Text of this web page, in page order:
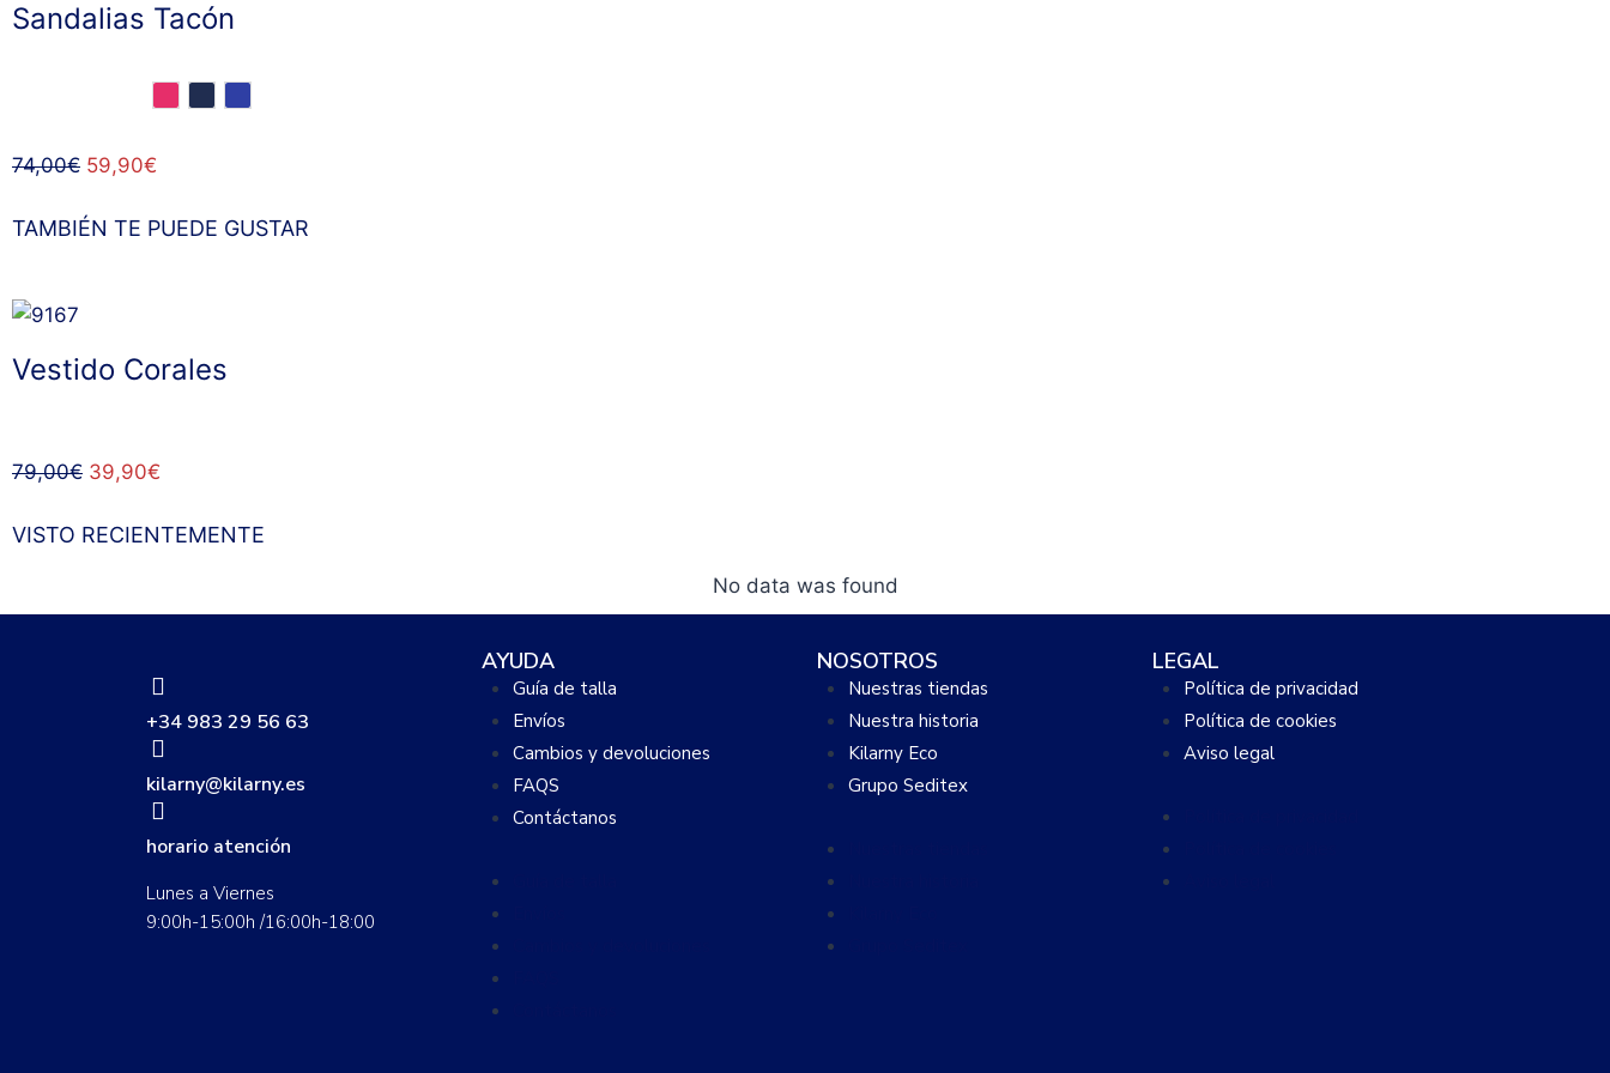
Sandalias Tacón
74,00€ 59,90€
TAMBIÉN TE PUEDE GUSTAR
Vestido Corales
79,00€ 39,90€
VISTO RECIENTEMENTE
No data was found
+34 983 29 56 63
kilarny@kilarny.es
horario atención
Lunes a Viernes
9:00h-15:00h /16:00h-18:00
AYUDA
Guía de talla
Envíos
Cambios y devoluciones
FAQS
Contáctanos
NOSOTROS
Nuestras tiendas
Nuestra historia
Kilarny Eco
Grupo Seditex
LEGAL
Política de privacidad
Política de cookies
Aviso legal